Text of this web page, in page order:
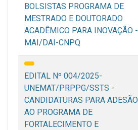
BOLSISTAS PROGRAMA DE
MESTRADO E DOUTORADO
ACADÊMICO PARA INOVAÇÃO -
MAI/DAI-CNPQ
EDITAL Nº 004/2025-
UNEMAT/PRPPG/SSTS -
CANDIDATURAS PARA ADESÃO
AO PROGRAMA DE
FORTALECIMENTO E